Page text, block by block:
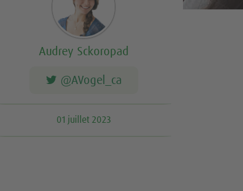
Audrey Sckoropad
@AVogel_ca
01 juillet 2023